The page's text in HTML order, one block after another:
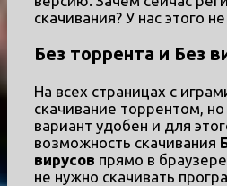
скачивания? У нас этого
Без торрента и Без
На всех страницах с
скачивание торрентом,
вариант удобен и для
возможность скачивания
вирусов прямо в
не нужно скачивать